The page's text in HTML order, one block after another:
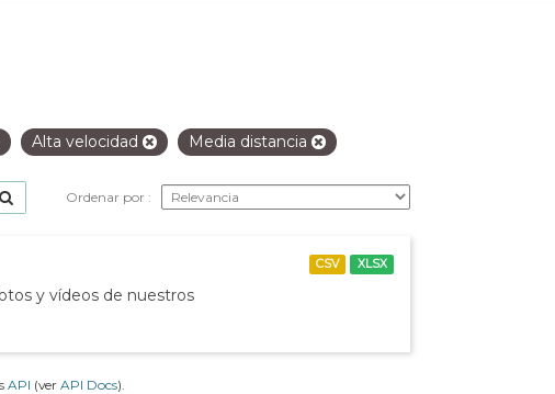
Alta velocidad Media distancia
Ordenar por
y vídeos de nuestros
CSV XLSX
API (ver API Docs).